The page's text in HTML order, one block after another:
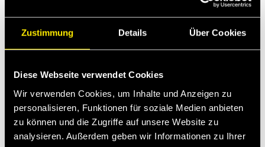
Zustimmung Details Über Cookies
Diese Webseite verwendet Cookies
Wir verwenden Cookies, um Inhalte und Anzeigen zu
personalisieren, Funktionen für soziale Medien anbieten
zu können und die Zugriffe auf unsere Website zu
analysieren. Außerdem geben wir Informationen zu Ihrer
P510
MultiFaster 4 Linien